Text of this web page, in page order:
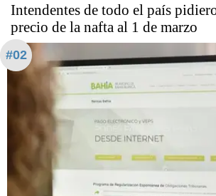
Intendentes de todo el país
precio de la nafta al 1 de marzo
#02